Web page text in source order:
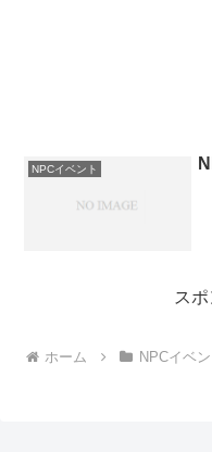
NPCイベント
ス
ホーム NPCイベン